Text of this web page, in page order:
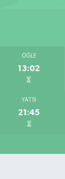
ÖĞLE
13:02
YATSI
21:45